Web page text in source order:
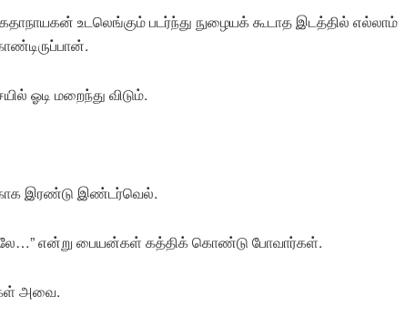
உடலெங்கும் படர்ந்து நுழையக் கூடாத இடத்தில் எல்லாம்
ஓடி மறைந்து விடும்.
இரண்டு இண்டர்வெல்.
என்று பையன்கள் கத்திக் கொண்டு போவார்கள்.
அவை.